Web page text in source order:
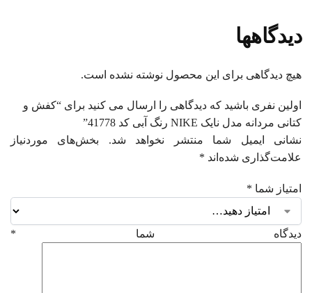
دیدگاهها
هیچ دیدگاهی برای این محصول نوشته نشده است.
اولین نفری باشید که دیدگاهی را ارسال می کنید برای “کفش و
کتانی مردانه مدل نایک NIKE رنگ آبی کد 41778”
نشانی ایمیل شما منتشر نخواهد شد.
بخش‌های موردنیاز
علامت‌گذاری شده‌اند *
امتیاز شما *
دیدگاه شما *